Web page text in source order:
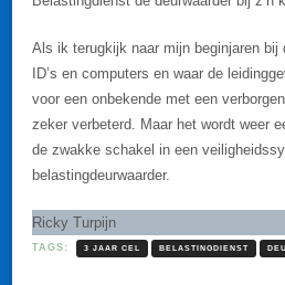
Als ik terugkijk naar mijn beginjaren bij
ID’s en computers en waar de
voor een onbekende met een
zeker verbeterd. Maar het wordt weer
de zwakke schakel in een
belastingdeurwaarder.
Ricky Turpijn
TAGS: 3 JAAR CEL BELASTINGDIENST